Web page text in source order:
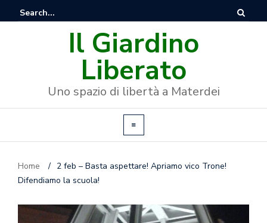
Il Giardino
Liberato
Uno spazio di libertà a Materdei
Home / 2 feb – Basta aspettare! Apriamo vico Trone!
Difendiamo la scuola!